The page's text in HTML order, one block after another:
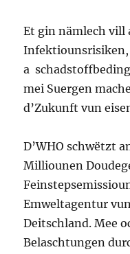
Et gin nämlech
a
mei Suergen
d’Zukunft vun
D’WHO schwëtzt
Milliounen
Emweltagentur
Deitschland. Mee
Belaschtungen